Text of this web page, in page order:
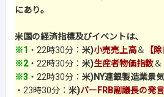
にあり。
米国の経済指標及びイベントは、
※1 ・22時30分： 米)小売売上高＆
【
※2・22時30分： 米)生産者物価指数＆
※3 ・22時30分： 米)NY連銀製造業景
・23時30分： 米)バーFRB副議長の発